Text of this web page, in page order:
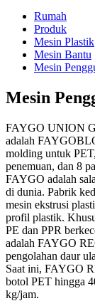
Rumah
Produk
Mesin Plastik
Mesin Bantu
Mesin
Mesin
FAYGO UNION
adalah
molding untuk
penemuan, dan 8
FAYGO adalah
di dunia. Pabrik
mesin ekstrusi
profil plastik.
PE dan PPR
adalah FAYGO
pengolahan daur
Saat ini, FAYGO
botol PET hingga
kg/jam.